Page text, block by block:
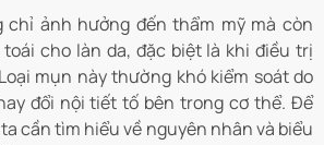
chỉ ảnh hưởng đến thẩm mỹ mà còn
cho làn da, đặc biệt là khi điều trị
mụn này thường khó kiểm soát do
đổi nội tiết tố bên trong cơ thể. Để
cần tìm hiểu về nguyên nhân và biểu